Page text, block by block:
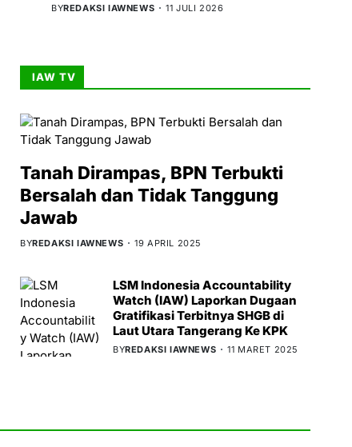
BYREDAKSI IAWNEWS 11 JULI 2026
IAW TV
Tanah Dirampas, BPN Terbukti
Bersalah dan Tidak Tanggung
Jawab
BYREDAKSI IAWNEWS 19 APRIL 2025
LSM Indonesia Accountability
Watch (IAW) Laporkan Dugaan
Gratifikasi Terbitnya SHGB di
Laut Utara Tangerang Ke KPK
BYREDAKSI IAWNEWS 11 MARET 2025